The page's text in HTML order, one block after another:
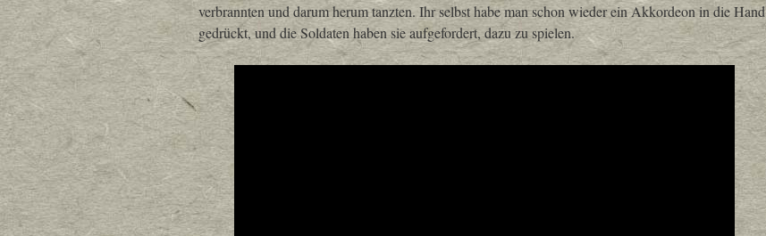
verbrannten und darum herum tanzten. Ihr selbst habe man schon wieder ein Akkordeon in die Hand
gedrückt, und die Soldaten haben sie aufgefordert, dazu zu spielen.